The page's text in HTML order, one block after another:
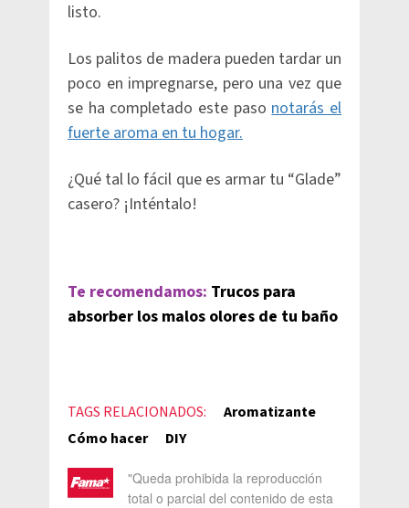
listo.
Los palitos de madera pueden tardar un
poco en impregnarse, pero una vez que
se ha completado este pasonotarás el
fuerte aroma en tu hogar.
¿Qué tal lo fácil que es armar tu “Glade”
casero? ¡Inténtalo!
Te recomendamos: Trucos para
absorber los malos olores de tu baño
TAGS RELACIONADOS:
Aromatizante
Cómo hacer
DIY
"Queda prohibida la reproducción
total o parcial del contenido de esta